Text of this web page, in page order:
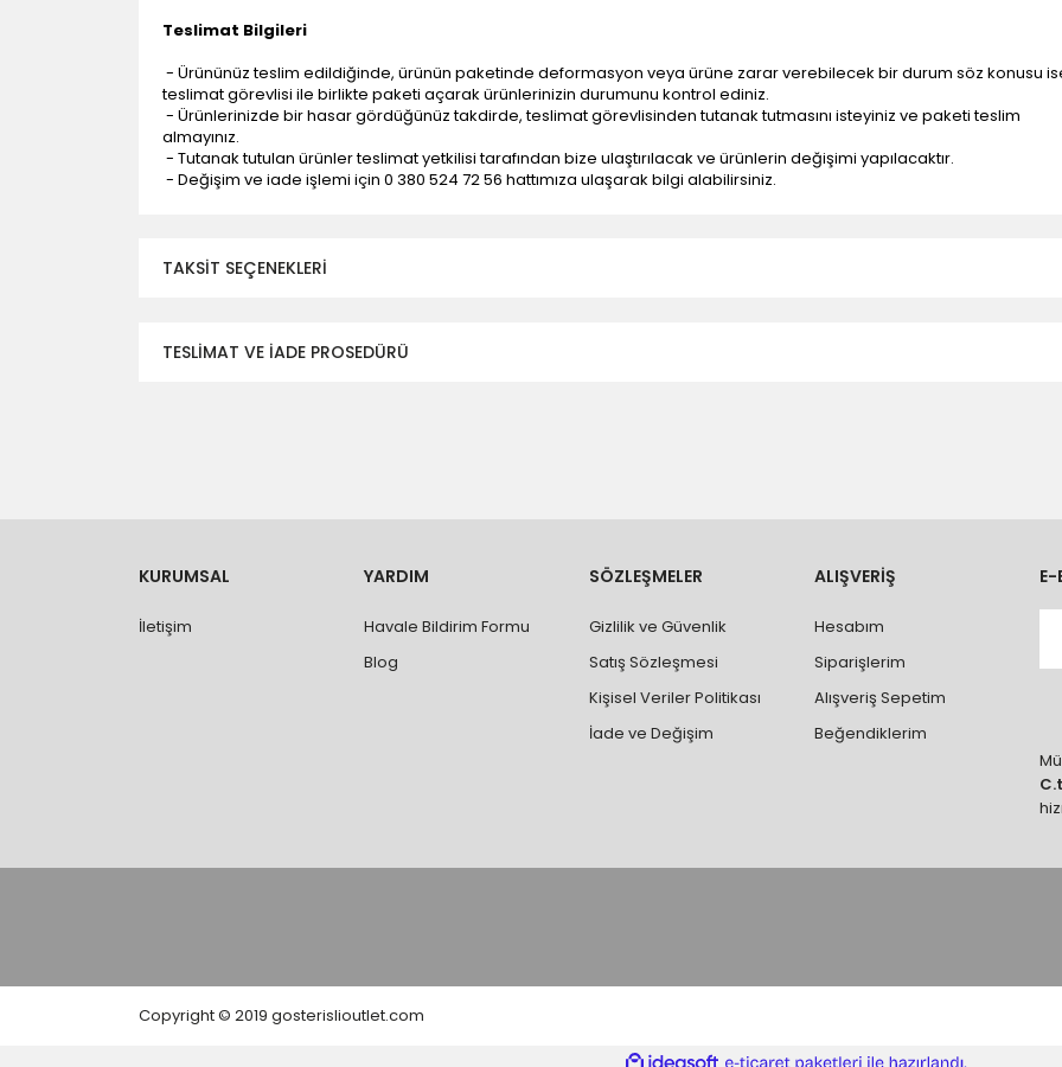
Teslimat Bilgileri
- Ürününüz teslim edildiğinde, ürünün paketinde deformasyon veya ürüne zarar verebilecek bir durum söz konusu
teslimat görevlisi ile birlikte paketi açarak ürünlerinizin durumunu kontrol ediniz.
- Ürünlerinizde bir hasar gördüğünüz takdirde, teslimat görevlisinden tutanak tutmasını isteyiniz ve paketi teslim
almayınız.
- Tutanak tutulan ürünler teslimat yetkilisi tarafından bize ulaştırılacak ve ürünlerin değişimi yapılacaktır.
- Değişim ve iade işlemi için 0 380 524 72 56 hattımıza ulaşarak bilgi alabilirsiniz.
TAKSIT SEÇENEKLERI
TESLİMAT VE İADE PROSEDÜRÜ
- Özel sipariş ürünlerde ölçü, ebat, yükseklik vb. hatalar yüzünden onaylanmış siparişler iade alınmaz veya
değiştirilmez.
- Vitrifiye, tekne, küvet, kabin, banyo dolabı vb. ürünlerin siparişini vermeden önce ürünlerin montajını yapacak
kişi veya firmaya mutlaka ölçü ve ebat kontrolü yaptırınız.
KURUMSAL
İletişim
YARDIM
Havale Bildirim Formu
Blog
SÖZLEŞMELER
Gizlilik ve Güvenlik
Satış Sözleşmesi
Kişisel Veriler Politikası
İade ve Değişim
ALIŞVERİŞ
Hesabım
Siparişlerim
Alışveriş Sepetim
Beğendiklerim
E-
Copyright © 2019 gosterislioutlet.com
ideasoft e-